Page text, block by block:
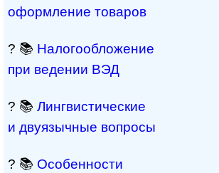
оформление товаров
? 📚 Налогообложение
при ведении ВЭД
? 📚 Лингвистические
и двуязычные вопросы
? 📚 Особенности